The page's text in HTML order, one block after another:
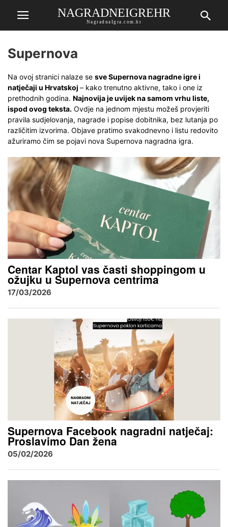
NAGRADNEIGREHR
NagradnaIgra.com.hr
Supernova
Na ovoj stranici nalaze se sve Supernova nagradne igre i
natječaji u Hrvatskoj – kako trenutno aktivne, tako i one iz
prethodnih godina. Najnovija je uvijek na samom vrhu liste,
ispod ovog teksta. Ovdje na jednom mjestu možeš provjeriti
pravila sudjelovanja, nagrade i popise dobitnika, bez lutanja po
različitim izvorima. Objave pratimo svakodnevno i listu redovito
ažuriramo čim se pojavi nova Supernova nagradna igra.
Centar Kaptol vas časti shoppingom u
ožujku u Supernova centrima
17/03/2026
Supernova Facebook nagradni natječaj:
Proslavimo Dan žena
05/02/2026